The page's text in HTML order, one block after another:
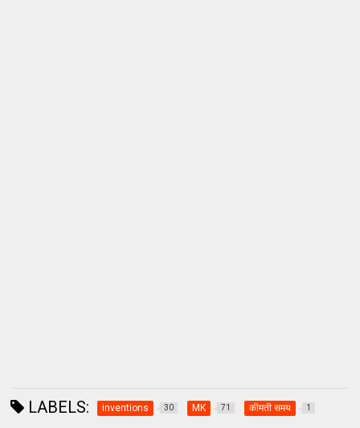
LABELS: inventions 30 MK 71 कीमती समय 1